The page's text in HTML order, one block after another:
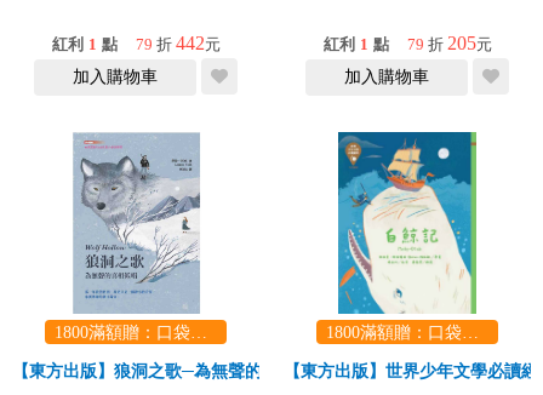
紅利 1 點 79 折 442元
加入購物車
紅利 1 點 79 折 205元
加入購物車
1800滿額贈：口袋玩具一份（隨機出貨） (summer read)
【東方出版】狼洞之歌─為無聲的真相低唱
1800滿額贈：口袋玩具一份（隨機出貨） (summer read)
【東方出版】世界少年文學必讀